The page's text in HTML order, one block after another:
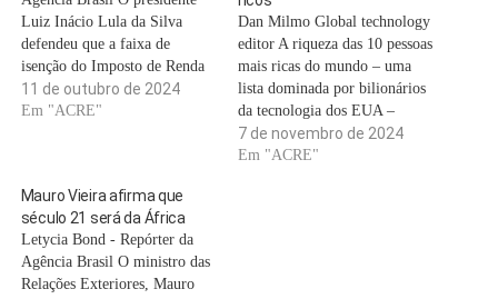
Luiz Inácio Lula da Silva
defendeu que a faixa de
isenção do Imposto de Renda
para Pessoa Física (IPRF) seja
ainda maior do que a dos R$ 5
ampliação…
11 de outubro de 2024
Em "ACRE"
Dan Milmo Global technology
editor A riqueza das 10 pessoas
mais ricas do mundo – uma
lista dominada por bilionários
da tecnologia dos EUA –
aumentou num montante
recorde após a vitória de
7 de novembro de 2024
Em "ACRE"
Mauro Vieira afirma que
século 21 será da África
Letycia Bond - Repórter da
Agência Brasil O ministro das
Relações Exteriores, Mauro